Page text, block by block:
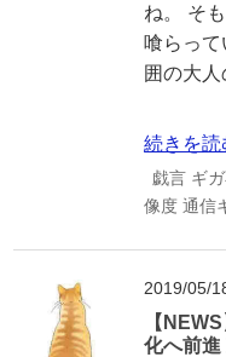
ね。 そ
喰らっ
囲の大
続きを読
戯言 ギ
像度 通信
2019/05/
【
化へ前